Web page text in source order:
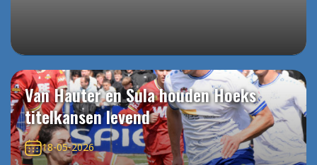
Van Hauter en Sula houden Hoeks
titelkansen levend
18-05-2026